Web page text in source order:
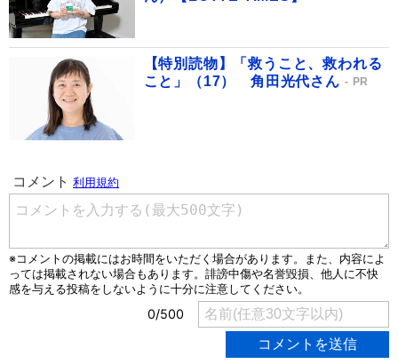
【特別読物】「救うこと、救われる
こと」（17） 角田光代さん
PR